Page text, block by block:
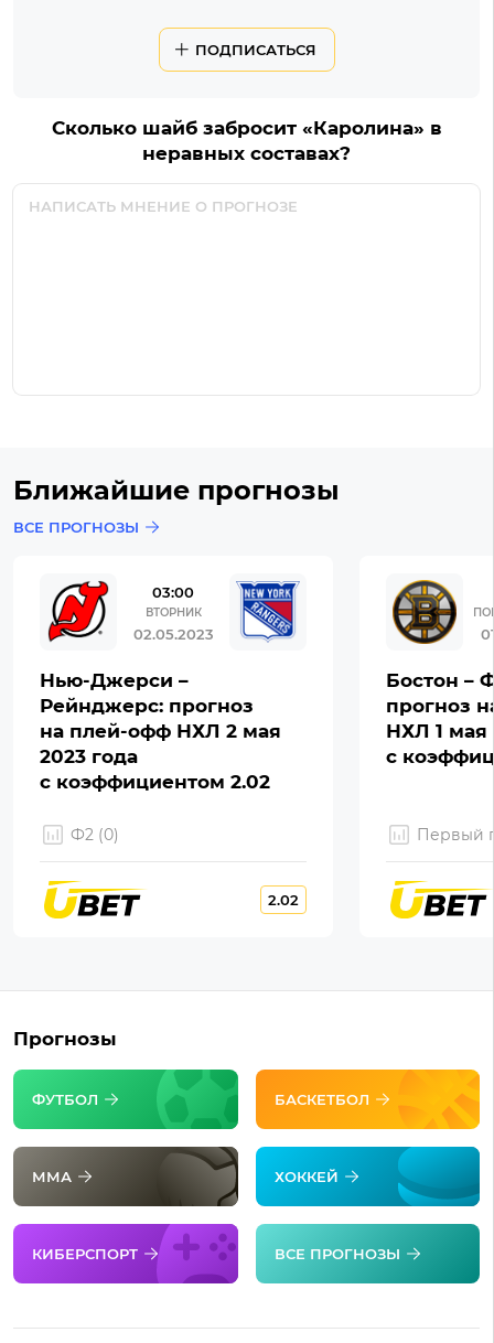
ПОДПИСАТЬСЯ
Сколько шайб забросит «Каролина» в
неравных составах?
Ближайшие прогнозы
ВСЕ ПРОГНОЗЫ
03:00
ВТОРНИК
02.05.2023
Нью-Джерси –
Рейнджерс: прогноз
на плей-офф НХЛ 2 мая
2023 года
с коэффициентом 2.02
Ф2 (0)
2.02
Бостон –
прогноз
НХЛ 1 мая
с
Первый
Прогнозы
ФУТБОЛ БАСКЕТБОЛ
ММА ХОККЕЙ
КИБЕРСПОРТ ВСЕ ПРОГНОЗЫ